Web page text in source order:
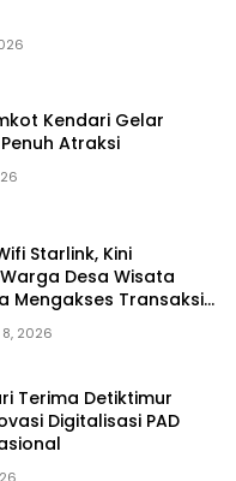
Kendari Gelar
Atraksi
Starlink, Kini
Desa Wisata
Mengakses Transaksi
2026
Terima Detiktimur
Digitalisasi PAD